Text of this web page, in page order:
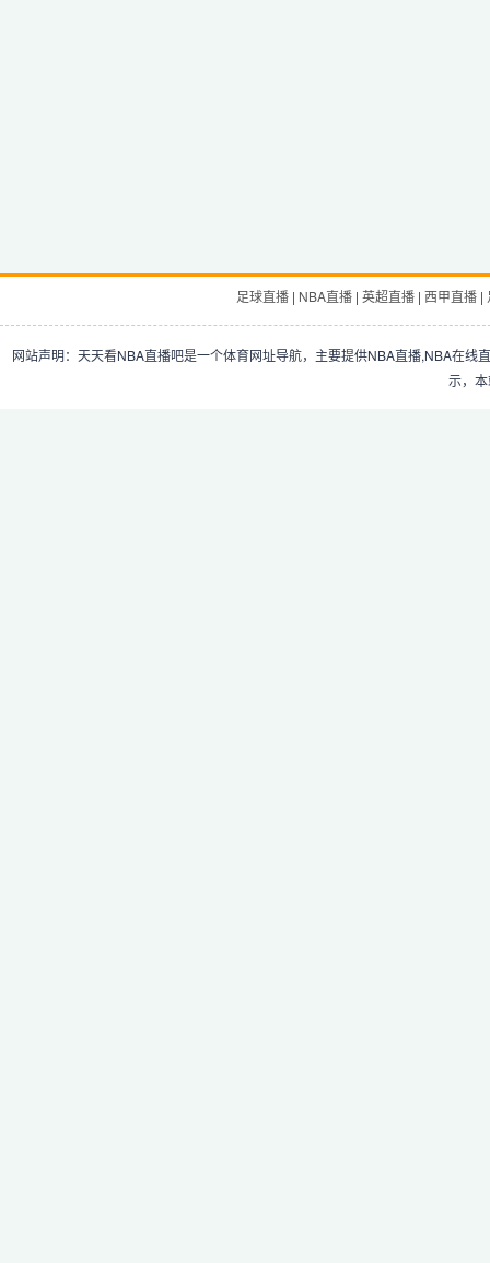
足球直播| NBA直播| 英超直播| 西甲直播|
网站声明：天天看NBA直播吧是一个体育网址导航，主要提供NBA直播,NBA在
示，